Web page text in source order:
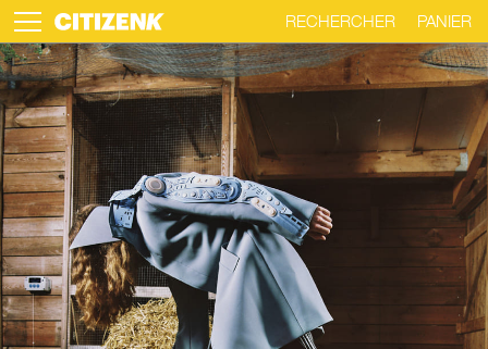
Skip
to
content
RECHERCHER PANIER